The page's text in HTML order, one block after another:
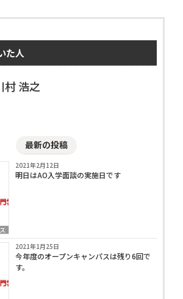
た人
村 浩之
最新の投稿
2021年2月12日
明日はAO入学面談の実施日です
2021年1月25日
今年度のオープンキャンパスは残り6回で
す。